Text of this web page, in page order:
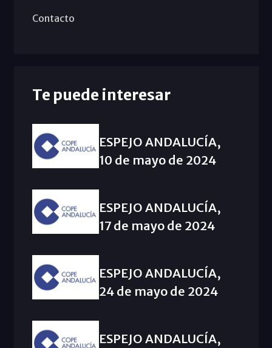
Contacto
Te puede interesar
ESPEJO ANDALUCÍA,
10 de mayo de 2024
ESPEJO ANDALUCÍA,
17 de mayo de 2024
ESPEJO ANDALUCÍA,
24 de mayo de 2024
ESPEJO ANDALUCÍA,